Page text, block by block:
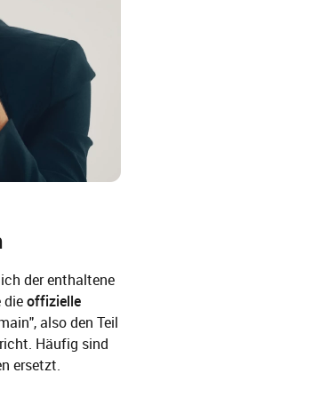
der enthaltene
dieoffizielle
also den Teil
Häufig sind
ersetzt.